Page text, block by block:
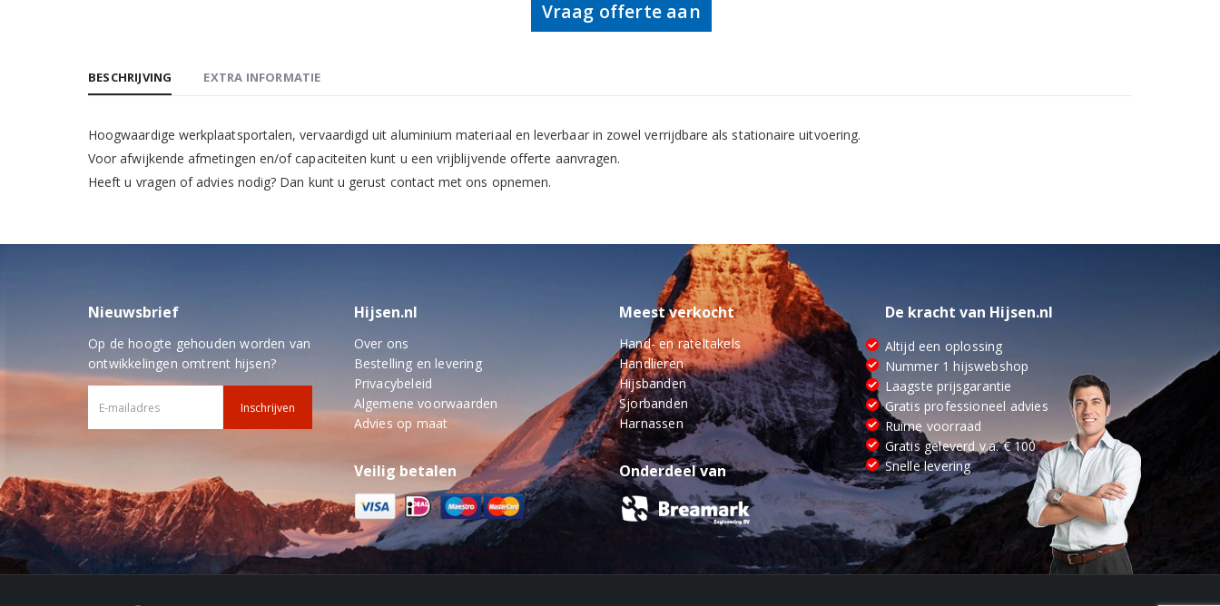
Vraag offerte aan
BESCHRIJVING EXTRA INFORMATIE
Hoogwaardige werkplaatsportalen, vervaardigd uit aluminium materiaal en leverbaar in zowel verrijdbare als stationaire uitvoering.
Voor afwijkende afmetingen en/of capaciteiten kunt u een vrijblijvende offerte aanvragen.
Heeft u vragen of advies nodig? Dan kunt u gerust contact met ons opnemen.
Nieuwsbrief
Op de hoogte gehouden worden van
ontwikkelingen omtrent hijsen?
Hijsen.nl
Over ons
Bestelling en levering
Privacybeleid
Algemene voorwaarden
Advies op maat
Veilig betalen
Meest verkocht
Hand- en rateltakels
Handlieren
Hijsbanden
Sjorbanden
Harnassen
Onderdeel van
De kracht van Hijsen.nl
Altijd een oplossing
Nummer 1 hijswebshop
Laagste prijsgarantie
Gratis professioneel advies
Ruime voorraad
Gratis geleverd v.a. € 100
Snelle levering